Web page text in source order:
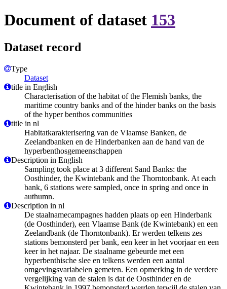
Document of dataset 153
Dataset record
Type
Dataset
title in English
Characterisation of the habitat of the Flemish banks, the
maritime country banks and of the hinder banks on the basis
of the hyper benthos communities
title in nl
Habitatkarakterisering van de Vlaamse Banken, de
Zeelandbanken en de Hinderbanken aan de hand van de
hyperbenthosgemeenschappen
Description in English
Sampling took place at 3 different Sand Banks: the
Oosthinder, the Kwintebank and the Thorntonbank. At each
bank, 6 stations were sampled, once in spring and once in
authumn.
Description in nl
De staalnamecampagnes hadden plaats op een Hinderbank
(de Oosthinder), een Vlaamse Bank (de Kwintebank) en een
Zeelandbank (de Thorntonbank). Er werden telkens zes
stations bemonsterd per bank, een keer in het voorjaar en een
keer in het najaar. De staalname gebeurde met een
hyperbenthische slee en telkens werden een aantal
omgevingsvariabelen gemeten. Een opmerking in de verdere
vergelijking van de stalen is dat de Oosthinder en de